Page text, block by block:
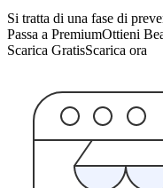
Si tratta di una fase di
Passa a PremiumOttieni
Scarica GratisScarica ora